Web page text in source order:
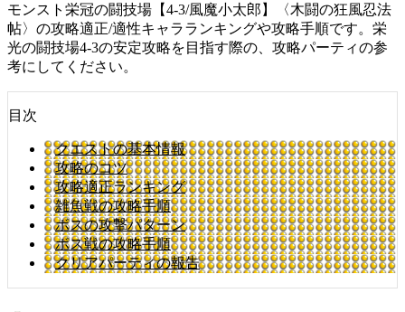
モンスト栄冠の闘技場【4-3/風魔小太郎】〈木闘の狂風忍法
帖〉の攻略適正/適性キャラランキングや攻略手順です。栄
光の闘技場4-3の安定攻略を目指す際の、攻略パーティの参
考にしてください。
目次
クエストの基本情報
攻略のコツ
攻略適正ランキング
雑魚戦の攻略手順
ボスの攻撃パターン
ボス戦の攻略手順
クリアパーティの報告